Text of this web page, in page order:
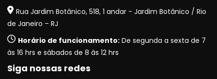
Rua Jardim Botânico, 518, 1 andar - Jardim Botânico / Rio
de Janeiro – RJ
Horário de funcionamento: De segunda a sexta de 7
às 16 hrs e sábados de 8 às 12 hrs
Siga nossas redes